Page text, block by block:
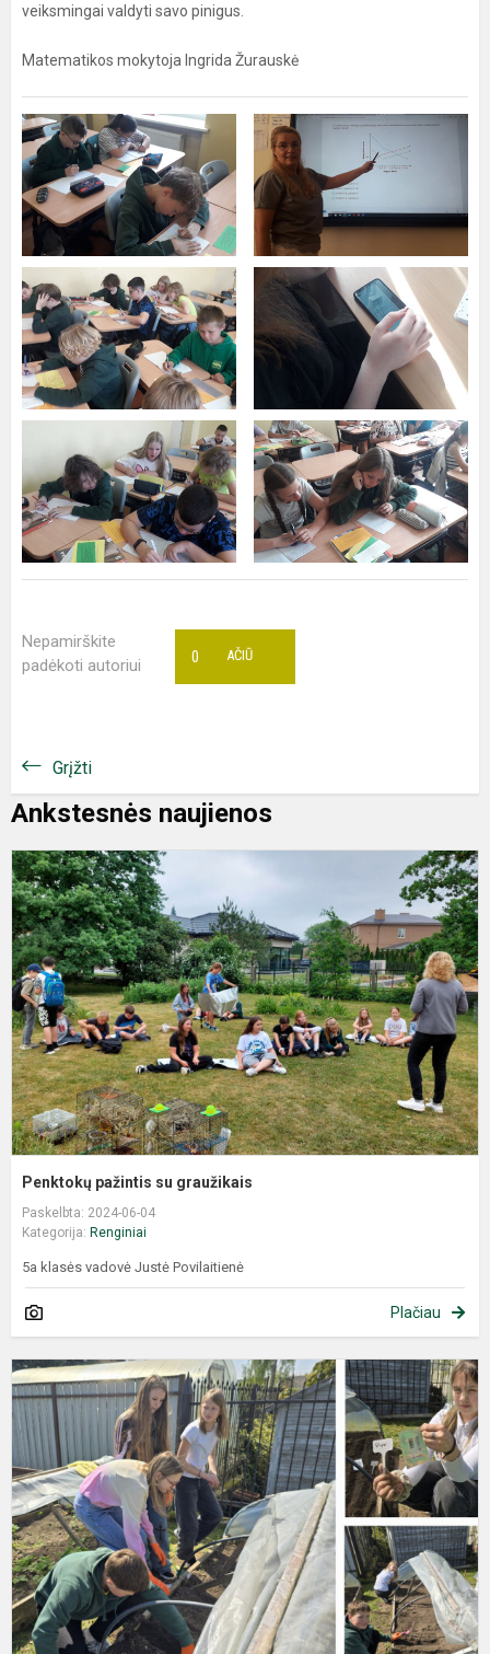
veiksmingai valdyti savo pinigus.
Matematikos mokytoja Ingrida Žurauskė
Nepamirškite
padėkoti autoriui
AČIŪ
0
Grįžti
Ankstesnės naujienos
Penktokų pažintis su graužikais
Paskelbta: 2024-06-04
Kategorija: Renginiai
5a klasės vadovė Justė Povilaitienė
Plačiau